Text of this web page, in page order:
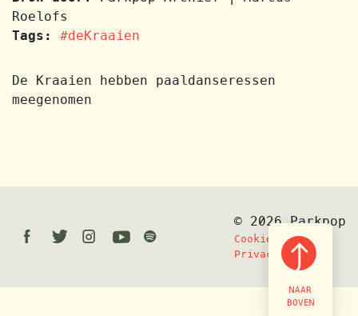
Roelofs
Tags:
#deKraaien
De Kraaien hebben paaldanseressen
meegenomen
Facebook
TwitterInstagram
Youtube
© 2026 Parkpop
Cookiebeleid
Privacy
NAAR
BOVEN